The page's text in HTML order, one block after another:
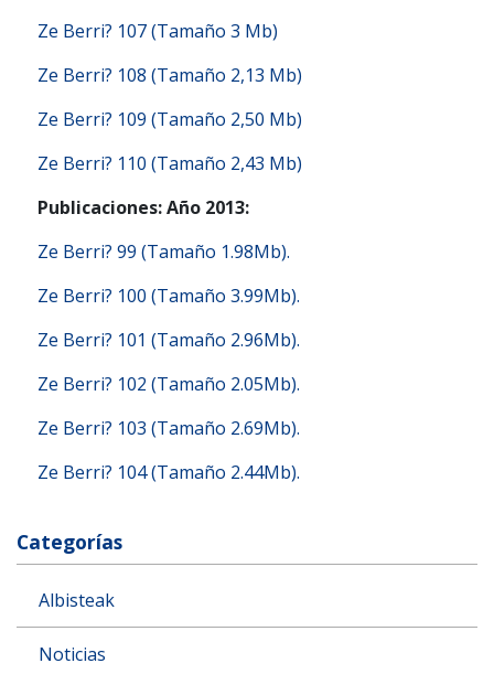
Ze Berri? 107 (Tamaño 3 Mb)
Ze Berri? 108 (Tamaño 2,13 Mb)
Ze Berri? 109 (Tamaño 2,50 Mb)
Ze Berri? 110 (Tamaño 2,43 Mb)
Publicaciones: Año 2013:
Ze Berri? 99 (Tamaño 1.98Mb).
Ze Berri? 100 (Tamaño 3.99Mb).
Ze Berri? 101 (Tamaño 2.96Mb).
Ze Berri? 102 (Tamaño 2.05Mb).
Ze Berri? 103 (Tamaño 2.69Mb).
Ze Berri? 104 (Tamaño 2.44Mb).
Categorías
Albisteak
Noticias